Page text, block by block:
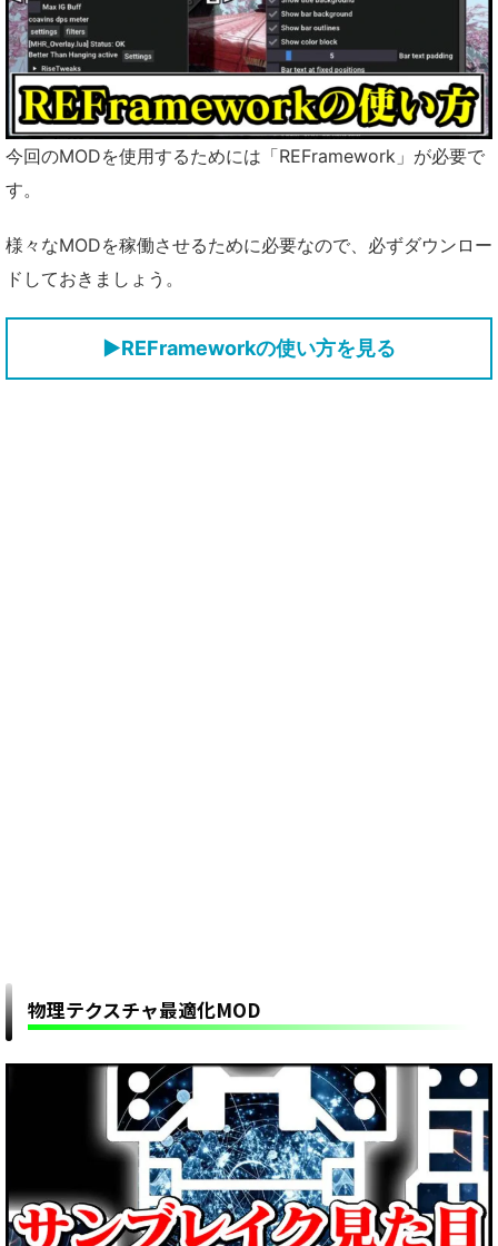
今回のMODを使用するためには「REFramework」が必要で
す。
様々なMODを稼働させるために必要なので、必ずダウンロー
ドしておきましょう。
▶REFrameworkの使い方を見る
物理テクスチャ最適化MOD